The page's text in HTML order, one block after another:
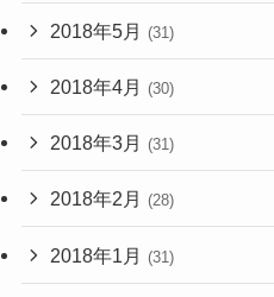
2018年5月 (31)
2018年4月 (30)
2018年3月 (31)
2018年2月 (28)
2018年1月 (31)